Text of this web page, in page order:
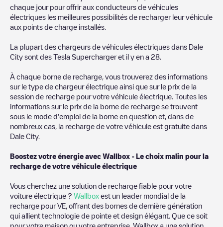
chaque jour pour offrir aux conducteurs de véhicules
électriques les meilleures possibilités de recharger leur véhicule
aux points de charge installés.
La plupart des chargeurs de véhicules électriques dans Dale
City sont des Tesla Superchargeret il y en a 28
À chaque borne de recharge, vous trouverez des informations
sur le type de chargeur électrique ainsi que sur le prix de la
session de recharge pour votre véhicule électrique. Toutes les
informations sur le prix de la borne de recharge se trouvent
sous le mode d'emploi de la borne en question et, dans de
nombreux cas, la recharge de votre véhicule est gratuite dans
Dale City.
Boostez votre énergie avec Wallbox - Le choix malin pour la
recharge de votre véhicule électrique
Vous cherchez une solution de recharge fiable pour votre
voiture électrique ? Wallbox est un leader mondial de la
recharge pour VE, offrant des bornes de dernière génération
qui allient technologie de pointe et design élégant. Que ce soit
pour votre maison ou votre entreprise, Wallbox a une solution